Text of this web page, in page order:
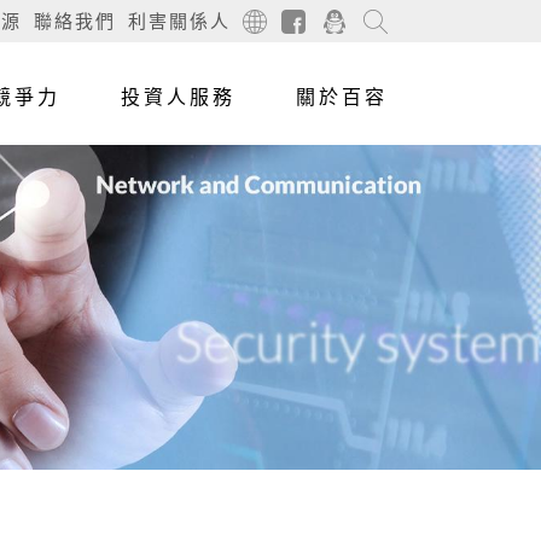
聯絡我們 利害關係人
爭力 投資人服務 關於百容